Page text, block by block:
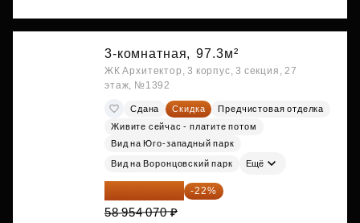
3-комнатная, 97.3м²
ЖК Архитектор, 3 корпус, 3 секция, 27
этаж, №1392
Сдана Скидка
Предчистовая отделка
Живите сейчас - платите потом
Вид на Юго-западный парк
Вид на Воронцовский парк Ещё
45 984 175 ₽ -22%
58 954 070 ₽